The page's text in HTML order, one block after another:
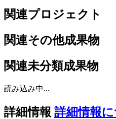
関連プロジェクト
関連その他成果物
関連未分類成果物
読み込み中...
詳細情報 詳細情報